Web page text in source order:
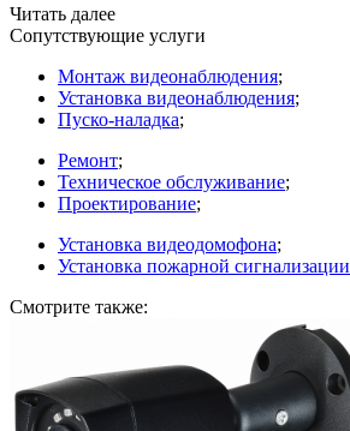
Читать далее
Сопутствующие услуги
Монтаж видеонаблюдения;
Установка видеонаблюдения;
Пуско-наладка;
Ремонт;
Техническое обслуживание;
Проектирование;
Установка видеодомофона;
Установка пожарной сигнализации
Смотрите также: